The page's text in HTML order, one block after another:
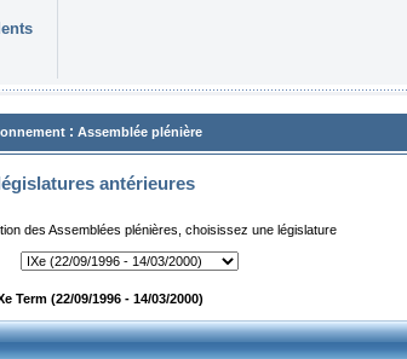
: Assemblée plénière
antérieures
des Assemblées plénières, choisissez une législature
Term (22/09/1996 - 14/03/2000)